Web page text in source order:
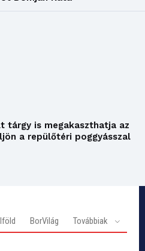
tárgy is megakaszthatja az
a repülőtéri poggyásszal
BorVilág Továbbiak